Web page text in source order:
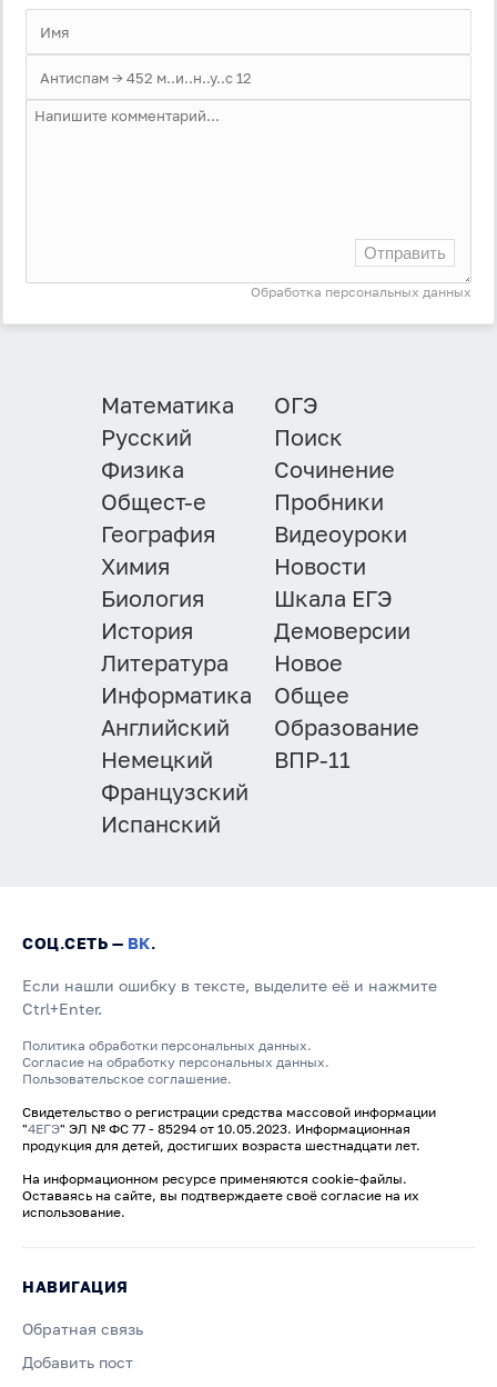
Отправить
Обработка персональных данных
Математика
Русский
Физика
Общест-е
География
Химия
Биология
История
Литература
Информатика
Английский
Немецкий
Французский
Испанский
ОГЭ
Поиск
Сочинение
Пробники
Видеоуроки
Новости
Шкала ЕГЭ
Демоверсии
Новое
Общее
Образование
ВПР-11
СОЦ.СЕТЬ — ВК.
Если нашли ошибку в тексте, выделите её и нажмите
Ctrl+Enter.
Политика обработки персональных данных.
Согласие на обработку персональных данных.
Пользовательское соглашение.
Свидетельство о регистрации средства массовой информации
"4ЕГЭ" ЭЛ № ФС 77 - 85294 от 10.05.2023. Информационная
продукция для детей, достигших возраста шестнадцати лет.
На информационном ресурсе применяются cookie-файлы.
Оставаясь на сайте, вы подтверждаете своё согласие на их
использование.
НАВИГАЦИЯ
Обратная связь
Добавить пост